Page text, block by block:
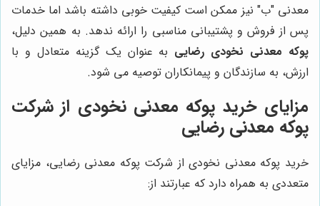
معدنی "ب" نیز ممکن است کیفیت خوبی داشته باشد اما خدمات
پس از فروش و پشتیبانی مناسبی را ارائه ندهد. به همین دلیل،
پوکه معدنی نخودی رضایی به عنوان یک گزینه متعادل و با
ارزش، به سازندگان و پیمانکاران توصیه می شود.
مزایای خرید پوکه معدنی نخودی از شرکت
پوکه معدنی رضایی
خرید پوکه معدنی نخودی از شرکت پوکه معدنی رضایی، مزایای
متعددی به همراه دارد که عبارتند از: